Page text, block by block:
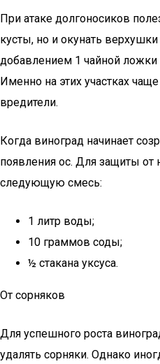
При атаке долгоносиков
кусты, но и окунать
добавлением 1 чайной
Именно на этих участках
вредители.
Когда виноград начинает
появления ос. Для защиты от
следующую смесь:
1 литр воды;
10 граммов соды;
½ стакана уксуса.
От сорняков
Для успешного роста
удалять сорняки. Однако